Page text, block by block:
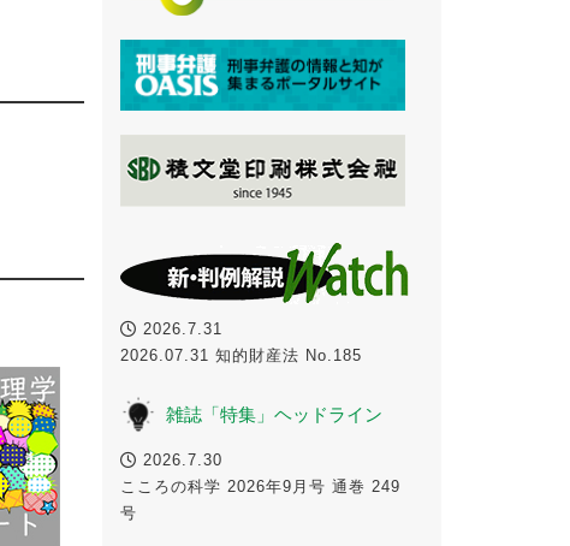
2026.7.31
2026.07.31 知的財産法 No.185
雑誌「特集」ヘッドライン
2026.7.30
こころの科学 2026年9月号 通巻 249
号